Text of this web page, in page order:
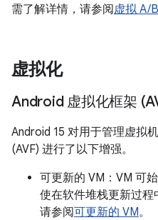
需了解详情，请参阅虚拟 A/B
虚拟化
Android 虚拟化框架
Android 15 对用于管理虚拟
(AVF) 进行了以下增强。
可更新的 VM：VM 可
使在软件堆栈更新过程
请参阅可更新的 VM。